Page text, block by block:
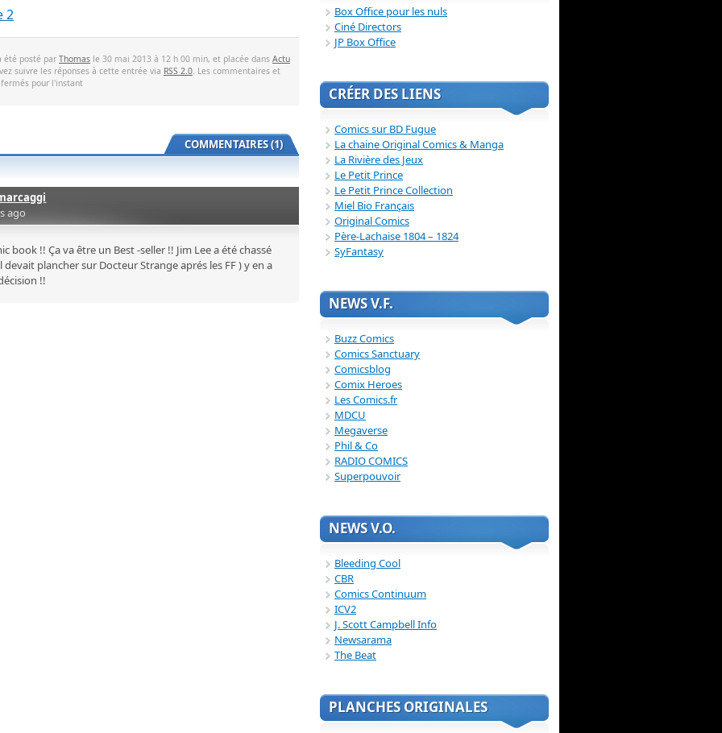
2
été posté par Thomas le 30 mai 2013 à 12 h 00 min, et placée dans Actu
suivre les réponses à cette entrée via RSS 2.0. Les commentaires et
pour l'instant
COMMENTAIRES (1)
ago
book !! Ça va être un Best -seller !! Jim Lee a été chassé
devait plancher sur Docteur Strange aprés les FF ) y en a
!!
Box Office pour les nuls
Ciné Directors
JP Box Office
CRÉER DES LIENS
Comics sur BD Fugue
La chaine Original Comics & Manga
La Rivière des Jeux
Le Petit Prince
Le Petit Prince Collection
Miel Bio Français
Original Comics
Père-Lachaise 1804 – 1824
SyFantasy
NEWS V.F.
Buzz Comics
Comics Sanctuary
Comicsblog
Comix Heroes
Les Comics.fr
MDCU
Megaverse
Phil & Co
RADIO COMICS
Superpouvoir
NEWS V.O.
Bleeding Cool
CBR
Comics Continuum
ICV2
J. Scott Campbell Info
Newsarama
The Beat
PLANCHES ORIGINALES